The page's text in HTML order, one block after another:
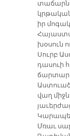
իր
խօսուն
Սուրբ
դասուի
վաղ
Մռաւ